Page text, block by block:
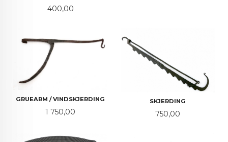
Pris
400,00
GRUEARM / VINDSKJERDING
Pris
1 750,00
SKJERDING
Pris
750,00